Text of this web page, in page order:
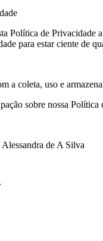
Política de Privacidade
para estar ciente de
a coleta, uso e
sobre nossa
de A Silva